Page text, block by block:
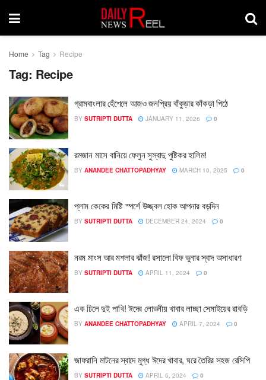
Home Tag Recipe
Tag: Recipe
গ্রামবাংলার হেঁশেলে আজও জনপ্রিয় বাঁকুড়ার কাঁকড়া পিঠে
BY SUTRIPTI DUTTA JANUARY 11, 2026 0
রমজান মাসে বানিয়ে ফেলুন সুস্বাদু পুষ্টিকর হালিম!
BY ANANDEE CHATTOPADHYAY MARCH 10, 2025 0
প্লাম কেকের মিষ্টি স্পর্শে উজ্জ্বল হোক আপনার বড়দিন
BY SUTRIPTI DUTTA DECEMBER 24, 2024 0
নরম মাংস আর মশলার ঝাঁজ! রসালো বিফ ভুনার স্বাদ অসাধারণ
BY SUTRIPTI DUTTA APRIL 11, 2024 0
এক ঢিলে দুই পাখি! ঈদের লোভনীয় খাবার লাচ্ছা সেমাইয়ের রাবড়ি
BY ANANDEE CHATTOPADHYAY APRIL 7, 2024 0
জাফরানি মাটনের স্বাদে মুগ্ধ ঈদের খাবার, ঘরে তৈরির সহজ রেসিপি
BY SUTRIPTI DUTTA APRIL 6, 2024 0